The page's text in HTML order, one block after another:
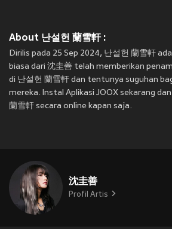
About 난설헌 蘭雪軒 :
Dirilis pada 25 Sep 2024, 난설헌 蘭雪軒
biasa dari 沈圭善 telah memberikan
di 난설헌 蘭雪軒 dan tentunya suguhan
mereka. Instal Aplikasi JOOX sekarang
蘭雪軒 secara online kapan saja.
沈圭善
Profil Artis